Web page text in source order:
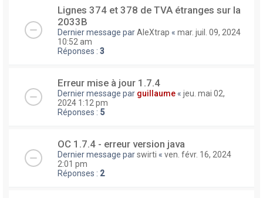
Lignes 374 et 378 de TVA étranges sur la
2033B
Dernier message parAleXtrap « mar. juil. 09, 2024
10:52 am
Réponses : 3
Erreur mise à jour 1.7.4
Dernier message par guillaume « jeu. mai 02,
2024 1:12 pm
Réponses : 5
OC 1.7.4 - erreur version java
Dernier message parswirti « ven. févr. 16, 2024
2:01 pm
Réponses : 2